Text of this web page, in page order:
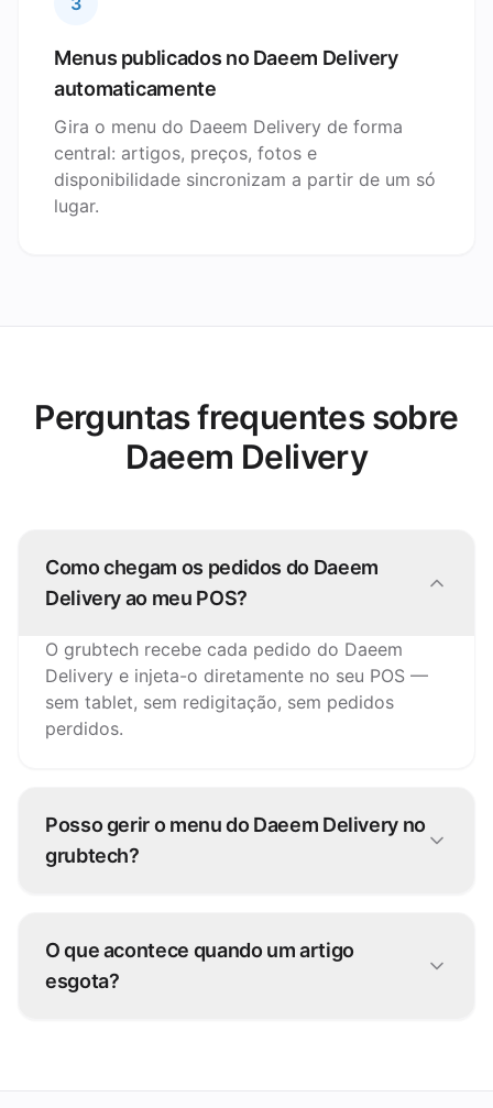
Menus publicados no Daeem Delivery
automaticamente
Gira o menu do Daeem Delivery de forma
central: artigos, preços, fotos e
disponibilidade sincronizam a partir de um só
lugar.
Perguntas frequentes sobre
Daeem Delivery
Como chegam os pedidos do Daeem
Delivery ao meu POS?
O grubtech recebe cada pedido do Daeem
Delivery e injeta-o diretamente no seu POS —
sem tablet, sem redigitação, sem pedidos
perdidos.
Posso gerir o menu do Daeem Delivery no
grubtech?
Daeem Delivery e em todos os outros canais.
O que acontece quando um artigo
esgota?